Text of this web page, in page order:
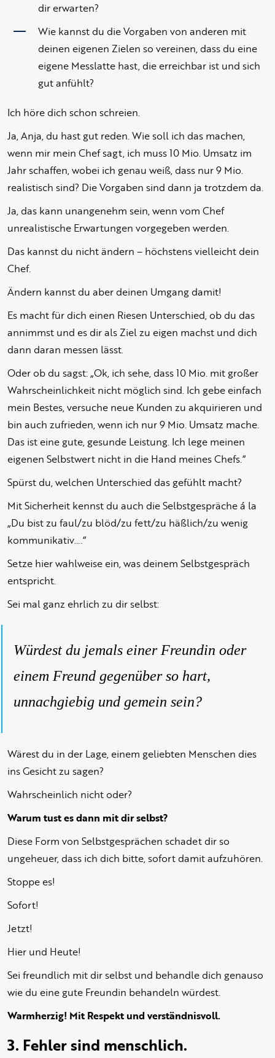
dir erwarten?
Wie kannst du die Vorgaben von anderen mit
deinen eigenen Zielen so vereinen, dass du eine
eigene Messlatte hast, die erreichbar ist und sich
gut anfühlt?
Ich höre dich schon schreien.
Ja, Anja, du hast gut reden. Wie soll ich das machen,
wenn mir mein Chef sagt, ich muss 10 Mio. Umsatz im
Jahr schaffen, wobei ich genau weiß, dass nur 9 Mio.
realistisch sind? Die Vorgaben sind dann ja trotzdem da.
Ja, das kann unangenehm sein, wenn vom Chef
unrealistische Erwartungen vorgegeben werden.
Das kannst du nicht ändern – höchstens vielleicht dein
Chef.
Ändern kannst du aber deinen Umgang damit!
Es macht für dich einen Riesen Unterschied, ob du das
annimmst und es dir als Ziel zu eigen machst und dich
dann daran messen lässt.
Oder ob du sagst: „Ok, ich sehe, dass 10 Mio. mit großer
Wahrscheinlichkeit nicht möglich sind. Ich gebe einfach
mein Bestes, versuche neue Kunden zu akquirieren und
bin auch zufrieden, wenn ich nur 9 Mio. Umsatz mache.
Das ist eine gute, gesunde Leistung. Ich lege meinen
eigenen Selbstwert nicht in die Hand meines Chefs.“
Spürst du, welchen Unterschied das gefühlt macht?
Mit Sicherheit kennst du auch die Selbstgespräche á la
„Du bist zu faul/zu blöd/zu fett/zu häßlich/zu wenig
kommunikativ….“
Setze hier wahlweise ein, was deinem Selbstgespräch
entspricht.
Sei mal ganz ehrlich zu dir selbst:
Würdest du jemals einer Freundin oder
einem Freund gegenüber so hart,
unnachgiebig und gemein sein?
Wärest du in der Lage, einem geliebten Menschen dies
ins Gesicht zu sagen?
Wahrscheinlich nicht oder?
Warum tust es dann mit dir selbst?
Diese Form von Selbstgesprächen schadet dir so
ungeheuer, dass ich dich bitte, sofort damit aufzuhören.
Stoppe es!
Sofort!
Jetzt!
Hier und Heute!
Sei freundlich mit dir selbst und behandle dich genauso
wie du eine gute Freundin behandeln würdest.
Warmherzig! Mit Respekt und verständnisvoll.
3. Fehler sind menschlich.